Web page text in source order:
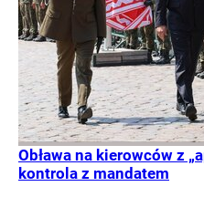
Obława na kierowców z
kontrola z mandatem